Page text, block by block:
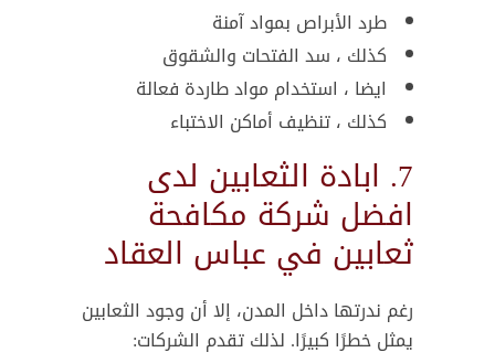
طرد الأبراص بمواد آمنة
كذلك ، سد الفتحات والشقوق
ايضا ، استخدام مواد طاردة فعالة
كذلك ، تنظيف أماكن الاختباء
7. ابادة الثعابين لدى
افضل شركة مكافحة
ثعابين في عباس العقاد
رغم ندرتها داخل المدن، إلا أن وجود الثعابين
يمثل خطرًا كبيرًا. لذلك تقدم الشركات: